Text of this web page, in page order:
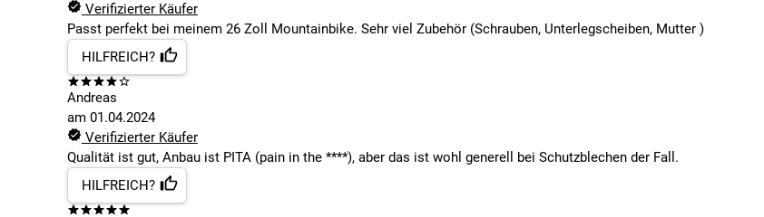
Verifizierter Käufer
Passt perfekt bei meinem 26 Zoll Mountainbike. Sehr viel Zubehör (Schrauben, Unterlegscheiben, Mutter )
HILFREICH?
Andreas
am 01.04.2024
Verifizierter Käufer
Qualität ist gut, Anbau ist PITA (pain in the ****), aber das ist wohl generell bei Schutzblechen der Fall.
HILFREICH?